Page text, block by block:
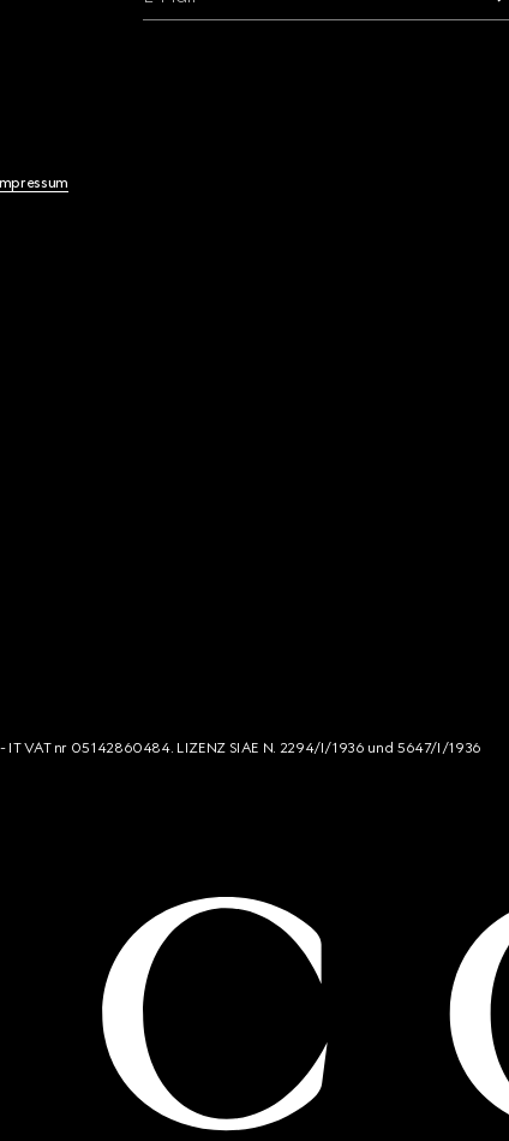
VAT nr 05142860484. LIZENZ SIAE N. 2294/I/1936 und 5647/I/1936